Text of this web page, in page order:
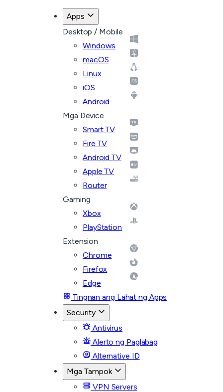
Apps
Desktop / Mobile
Windows
macOS
Linux
iOS
Android
Mga Device
Smart TV
Fire TV
Android TV
Apple TV
Router
Gaming
Xbox
PlayStation
Extension
Chrome
Firefox
Edge
Tingnan ang Lahat ng Apps
Security
Antivirus
Alerto ng Paglabag
Alternative ID
Mga Tampok
VPN Servers